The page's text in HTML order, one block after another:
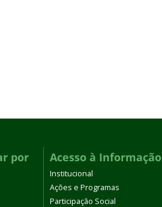
por
Acesso à Informação
Institucional
Ações e Programas
Participação Social